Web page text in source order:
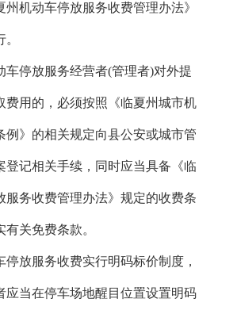
州机动车停放服务收费管理办法》
车停放服务经营者(管理者)对外提
费用的，必须按照《临夏州城市机
例》的相关规定向县公安或城市管
登记相关手续，同时应当具备《临
服务收费管理办法》规定的收费条
关免费条款。
停放服务收费实行明码标价制度，
应当在停车场地醒目位置设置明码